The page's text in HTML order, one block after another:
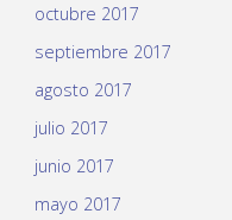
octubre 2017
septiembre 2017
agosto 2017
julio 2017
junio 2017
mayo 2017